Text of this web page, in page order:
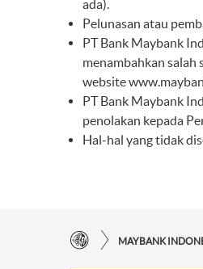
ada).
Pelunasan atau
PT Bank Maybank
menambahkan
website
PT Bank Maybank
penolakan kepada
Hal-hal yang tidak